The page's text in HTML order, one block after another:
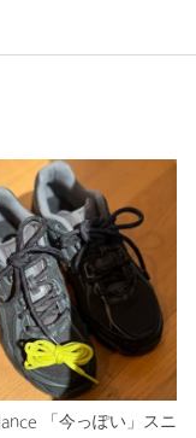
「今っぽい」スニ